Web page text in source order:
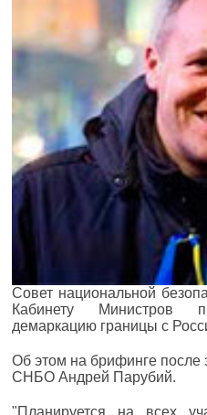
Совет национальной
Кабинету Министров
демаркацию границы с
Об этом на брифинге после
СНБО Андрей Парубий.